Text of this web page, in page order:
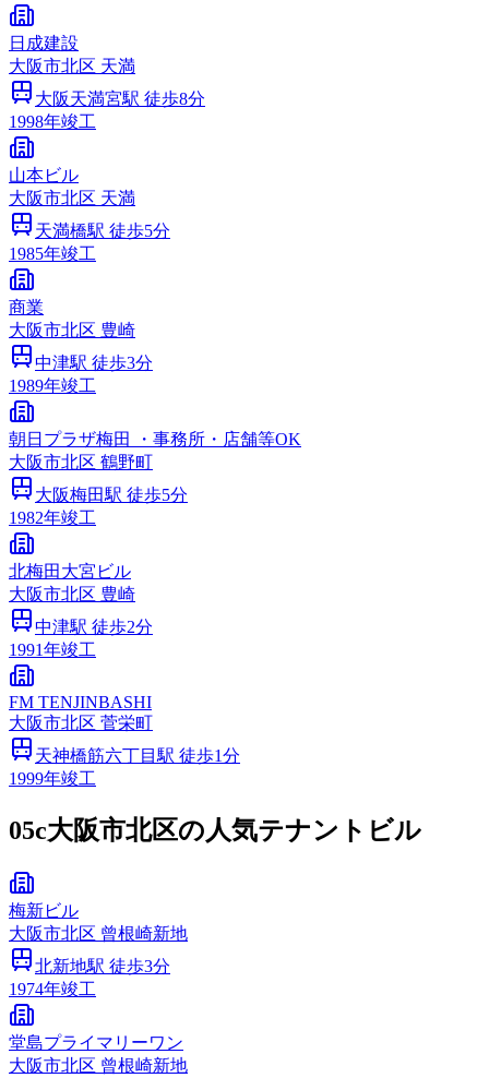
日成建設
大阪市北区 天満
大阪天満宮駅 徒歩8分
1998年竣工
山本ビル
大阪市北区 天満
天満橋駅 徒歩5分
1985年竣工
商業
大阪市北区 豊崎
中津駅 徒歩3分
1989年竣工
朝日プラザ梅田 ・事務所・店舗等OK
大阪市北区 鶴野町
大阪梅田駅 徒歩5分
1982年竣工
北梅田大宮ビル
大阪市北区 豊崎
中津駅 徒歩2分
1991年竣工
FM TENJINBASHI
大阪市北区 菅栄町
天神橋筋六丁目 駅 徒歩1分
1999年竣工
05c大阪市北区の人気テナントビル
梅新ビル
大阪市北区 曾根崎新地
北新地駅 徒歩3分
1974年竣工
堂島プライマリーワン
大阪市北区 曾根崎新地